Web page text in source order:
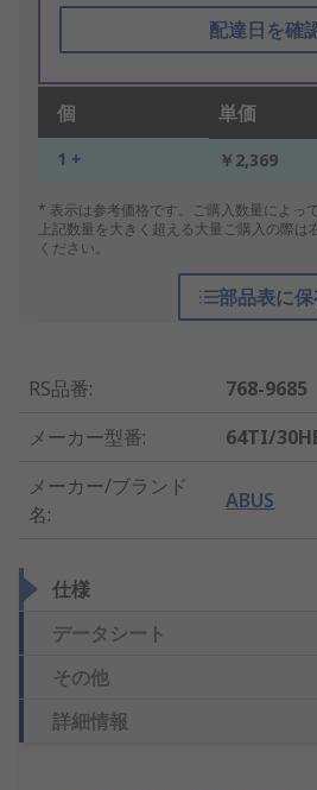
配達日を確
個 単価
1 + ￥2,369
* 表示は参考価格です。ご購入数量によっ
上記数量を大きく超える大量ご購入の際は
ください。
部品表に
RS品番:
768-9685
メーカー型番:
64TI/
メーカー/ブランド
名:
ABUS
仕様
データシート
その他
詳細情報